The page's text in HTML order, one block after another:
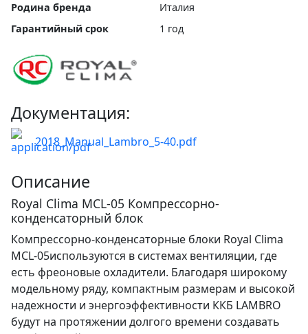
Родина бренда
Италия
Гарантийный срок
1 год
Документация:
2018_Manual_Lambro_5-40.pdf
Описание
Royal Clima MCL-05 Компрессорно-
конденсаторный блок
Компрессорно-конденсаторные блоки Royal Clima
MCL-05используются в системах вентиляции, где
есть фреоновые охладители. Благодаря широкому
модельному ряду, компактным размерам и высокой
надежности и энергоэффективности ККБ LAMBRO
будут на протяжении долгого времени создавать